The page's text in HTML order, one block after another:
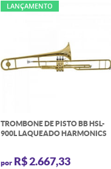
LANÇAMENTO
TROMBONE DE PISTO BB HSL-
900L LAQUEADO HARMONICS
por R$ 2.667,33